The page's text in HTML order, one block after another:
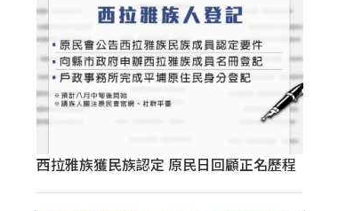
西拉雅族獲民族認定 原民日回顧正名歷程